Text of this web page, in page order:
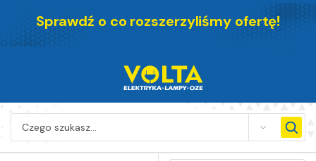
Sprawdź o co rozszerzyliśmy ofertę!
SEARCH